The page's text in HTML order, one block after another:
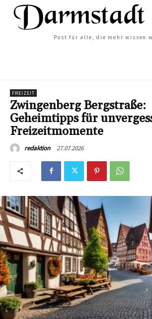
Post für alle, die mehr wissen
FREIZEIT
Zwingenberg Bergstraße:
Geheimtipps für
Freizeitmomente
redaktion 27.07.2026